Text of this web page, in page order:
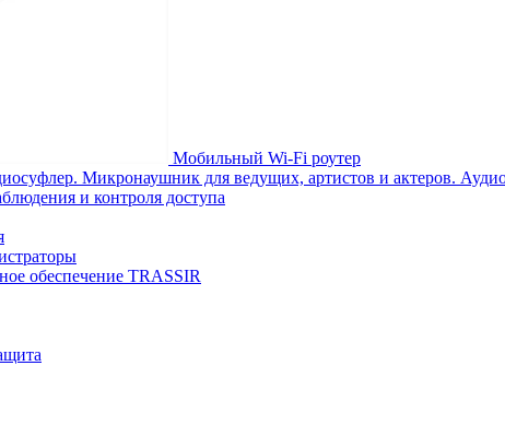
Мобильный Wi-Fi роутер
Микронаушник для ведущих, артистов и актеров.
и контроля доступа
обеспечение TRASSIR